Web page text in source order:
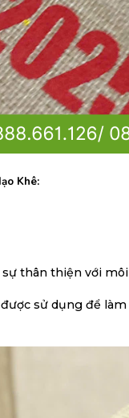
Khê:
thân thiện với
sử dụng để